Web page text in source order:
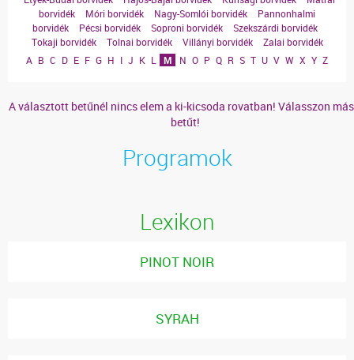
borvidék
Móri borvidék Nagy-Somlói borvidék
Pannonhalmi
borvidék
Pécsi borvidék Soproni borvidék
Szekszárdi borvidék
Tokaji borvidék
Tolnai borvidék Villányi borvidék
Zalai borvidék
A B C D E F G H I J K L M N O P Q R S T U V W X Y Z
A választott betűnél nincs elem a ki-kicsoda rovatban! Válasszon
betűt!
Programok
Lexikon
PINOT NOIR
SYRAH